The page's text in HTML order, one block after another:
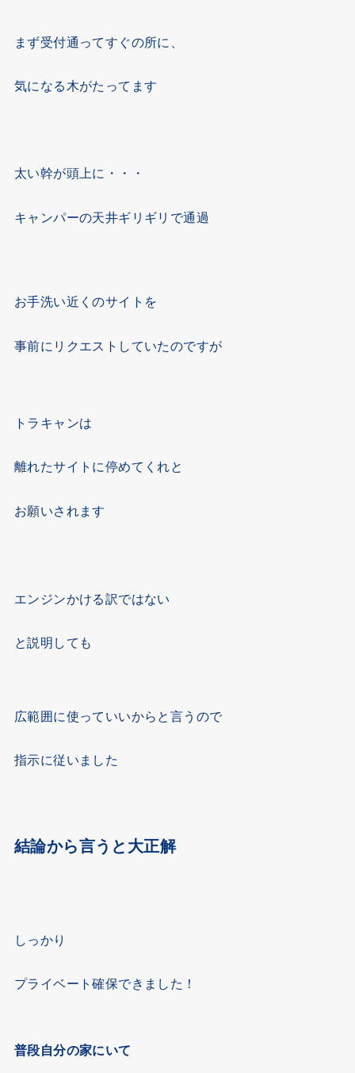
まず受付通ってすぐの所に、
気になる木がたってます
太い幹が頭上に・・・
キャンパーの天井ギリギリで通過
お手洗い近くのサイトを
事前にリクエストしていたのですが
トラキャンは
離れたサイトに停めてくれと
お願いされます
エンジンかける訳ではない
と説明しても
広範囲に使っていいからと言うので
指示に従いました
結論から言うと大正解
しっかり
プライベート確保できました！
普段自分の家にいて